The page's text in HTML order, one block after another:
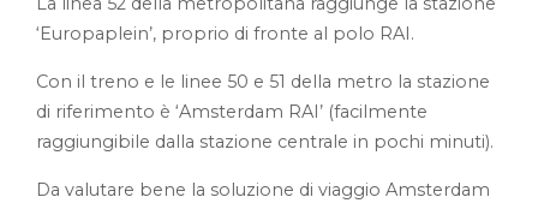
‘Europaplein’, proprio di fronte al polo RAI.
Con il treno e le linee 50 e 51 della metro la stazione
di riferimento è ‘Amsterdam RAI’ (facilmente
raggiungibile dalla stazione centrale in pochi minuti).
Da valutare bene la soluzione di viaggio Amsterdam